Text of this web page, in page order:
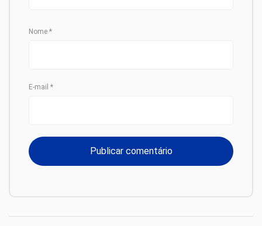
Nome *
E-mail *